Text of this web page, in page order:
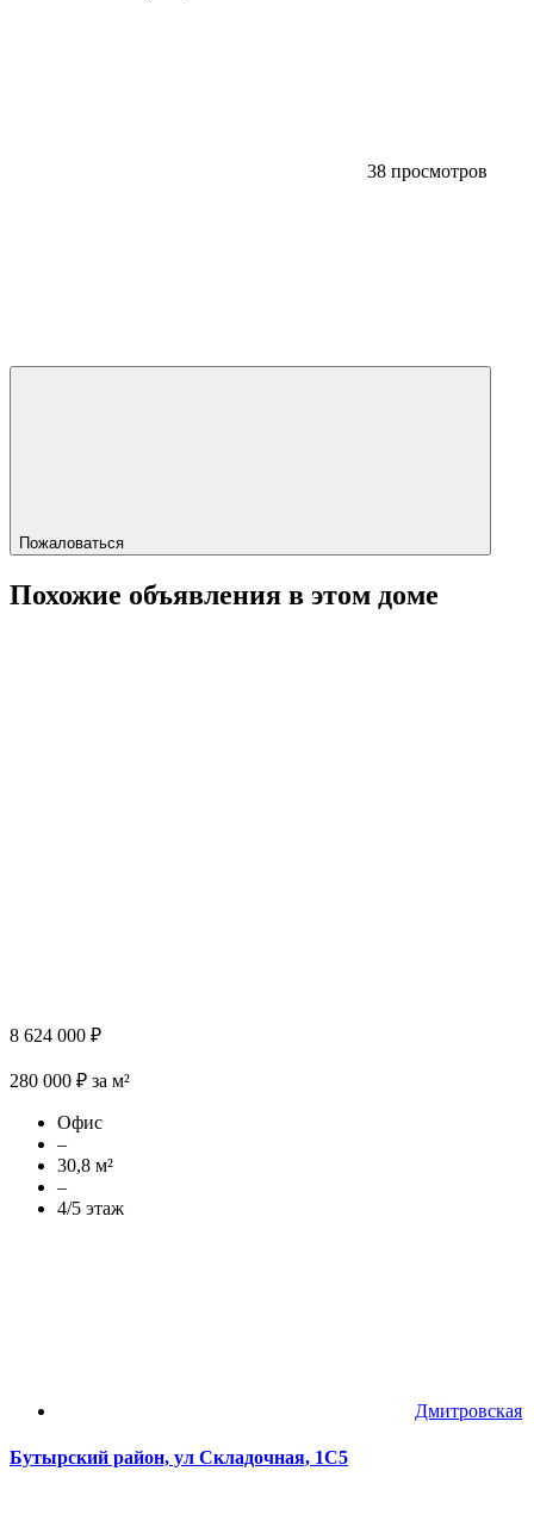
38 просмотров
Пожаловаться
Похожие объявления в этом доме
8 624 000 ₽
280 000 ₽ за м²
Офис
–
30,8 м²
–
4/5 этаж
Дмитровская
Бутырский район, ул Складочная, 1С5